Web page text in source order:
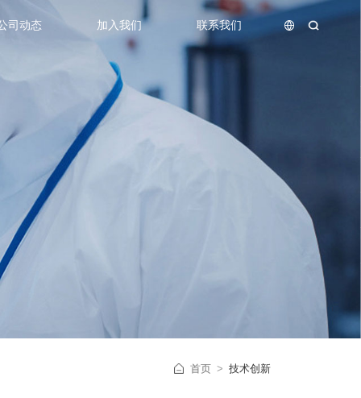
司动态 加入我们 联系我们
首页 技术创新